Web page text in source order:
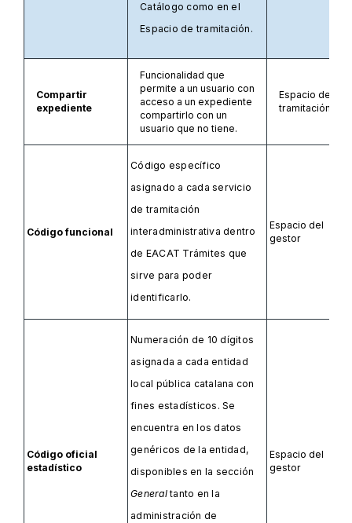
Catálogo como en el
Espacio de tramitación.
Compartir
expediente
Funcionalidad que
permite a un usuario con
acceso a un expediente
compartirlo con un
usuario que no tiene.
Espacio de
tramitación
Código funcional
Código específico
asignado a cada servicio
de tramitación
interadministrativa dentro
de EACAT Trámites que
sirve para poder
identificarlo.
Espacio del
gestor
Código oficial
estadístico
Numeración de 10 dígitos
asignada a cada entidad
local pública catalana con
fines estadísticos. Se
encuentra en los datos
genéricos de la entidad,
disponibles en la sección
Generaltanto en la
administración de
Espacio del
gestor